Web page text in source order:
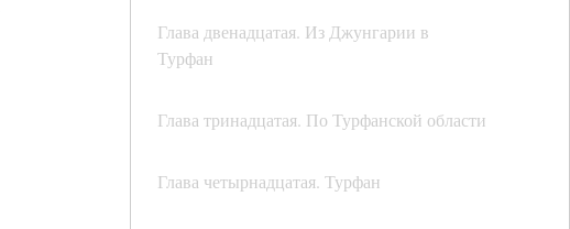
Глава двенадцатая. Из Джунгарии в
Турфан
Глава тринадцатая. По Турфанской области
Глава четырнадцатая. Турфан